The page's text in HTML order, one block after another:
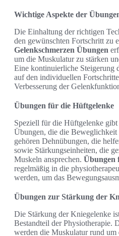
Wichtige Aspekte der
Die Einhaltung der richtigen
den gewünschten Fortschritt zu
Gelenkschmerzen Übungen
um die Muskulatur zu stärken
Eine kontinuierliche Steigerung
auf den individuellen
Verbesserung der
Übungen für die Hüftgelenke
Speziell für die Hüftgelenke
Übungen, die die
gehören Dehnübungen, die
sowie Stärkungseinheiten, die
Muskeln ansprechen. Übungen
regelmäßig in die
werden, um das
Übungen zur Stärkung der
Die Stärkung der Kniegelenke
Bestandteil der Physiotherapie.
werden die Muskulatur rund um